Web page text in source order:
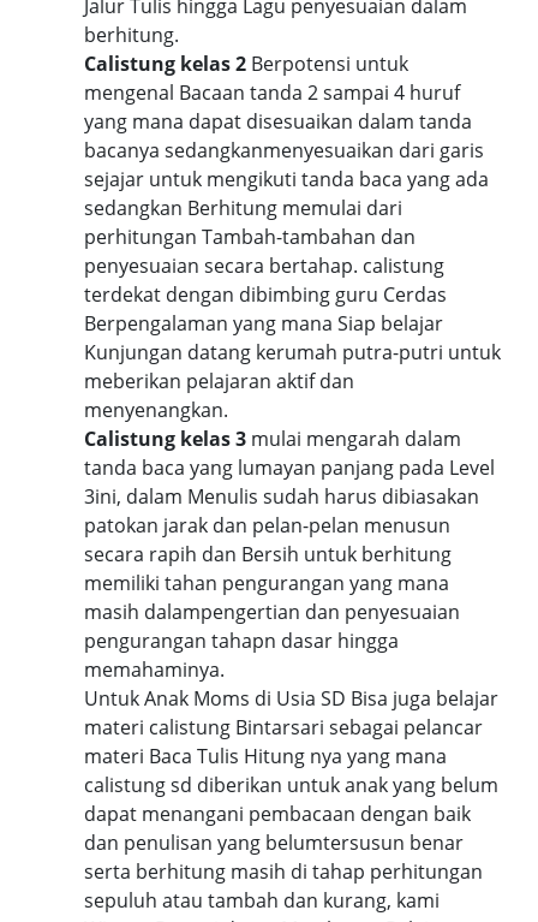
Jalur Tulis hingga Lagu penyesuaian dalam
berhitung.
Calistung kelas 2 Berpotensi untuk
mengenal Bacaan tanda 2 sampai 4 huruf
yang mana dapat disesuaikan dalam tanda
bacanya sedangkanmenyesuaikan dari garis
sejajar untuk mengikuti tanda baca yang ada
sedangkan Berhitung memulai dari
perhitungan Tambah-tambahan dan
penyesuaian secara bertahap. calistung
terdekat dengan dibimbing guru Cerdas
Berpengalaman yang mana Siap belajar
Kunjungan datang kerumah putra-putri untuk
meberikan pelajaran aktif dan
menyenangkan.
Calistung kelas 3 mulai mengarah dalam
tanda baca yang lumayan panjang pada Level
3ini, dalam Menulis sudah harus dibiasakan
patokan jarak dan pelan-pelan menusun
secara rapih dan Bersih untuk berhitung
memiliki tahan pengurangan yang mana
masih dalampengertian dan penyesuaian
pengurangan tahapn dasar hingga
memahaminya.
Untuk Anak Moms di Usia SD Bisa juga belajar
materi calistung Bintarsari sebagai pelancar
materi Baca Tulis Hitung nya yang mana
calistung sd diberikan untuk anak yang belum
dapat menangani pembacaan dengan baik
dan penulisan yang belumtersusun benar
serta berhitung masih di tahap perhitungan
sepuluh atau tambah dan kurang, kami